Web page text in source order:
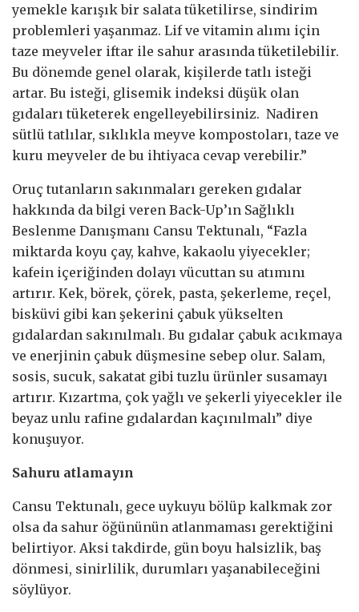
yemekle karışık bir salata tüketilirse, sindirim
problemleri yaşanmaz. Lif ve vitamin alımı için
taze meyveler iftar ile sahur arasında tüketilebilir.
Bu dönemde genel olarak, kişilerde tatlı isteği
artar. Bu isteği, glisemik indeksi düşük olan
gıdaları tüketerek engelleyebilirsiniz. Nadiren
sütlü tatlılar, sıklıkla meyve kompostoları, taze ve
kuru meyveler de bu ihtiyaca cevap verebilir.”
Oruç tutanların sakınmaları gereken gıdalar
hakkında da bilgi veren Back-Up’ın Sağlıklı
Beslenme Danışmanı Cansu Tektunalı, “Fazla
miktarda koyu çay, kahve, kakaolu yiyecekler;
kafein içeriğinden dolayı vücuttan su atımını
artırır. Kek, börek, çörek, pasta, şekerleme, reçel,
bisküvi gibi kan şekerini çabuk yükselten
gıdalardan sakınılmalı. Bu gıdalar çabuk acıkmaya
ve enerjinin çabuk düşmesine sebep olur. Salam,
sosis, sucuk, sakatat gibi tuzlu ürünler susamayı
artırır. Kızartma, çok yağlı ve şekerli yiyecekler ile
beyaz unlu rafine gıdalardan kaçınılmalı” diye
konuşuyor.
Sahuru atlamayın
Cansu Tektunalı, gece uykuyu bölüp kalkmak zor
olsa da sahur öğününün atlanmaması gerektiğini
belirtiyor. Aksi takdirde, gün boyu halsizlik, baş
dönmesi, sinirlilik, durumları yaşanabileceğini
söylüyor.